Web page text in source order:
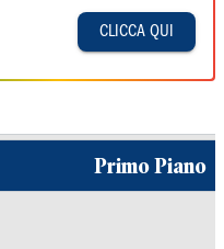
CLICCA QUI
Primo Piano